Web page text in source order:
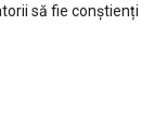
să fie conștienți